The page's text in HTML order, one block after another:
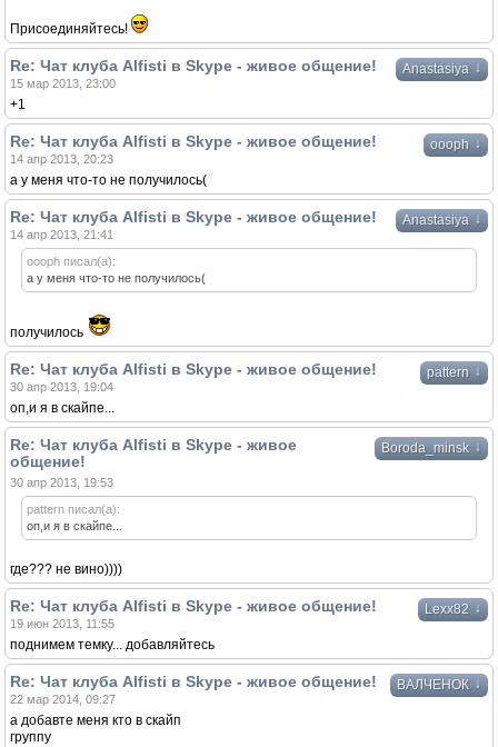
Присоединяйтесь!
Anastasiya ↓
Re: Чат клуба Alfisti в Skype - живое общение!
15 мар 2013, 23:00
+1
oooph ↓
Re: Чат клуба Alfisti в Skype - живое общение!
14 апр 2013, 20:23
а у меня что-то не получилось(
Anastasiya ↓
Re: Чат клуба Alfisti в Skype - живое общение!
14 апр 2013, 21:41
oooph писал(а):
а у меня что-то не получилось(
получилось
pattern ↓
Re: Чат клуба Alfisti в Skype - живое общение!
30 апр 2013, 19:04
оп,и я в скайпе...
Boroda_minsk ↓
Re: Чат клуба Alfisti в Skype - живое
общение!
30 апр 2013, 19:53
pattern писал(а):
оп,и я в скайпе...
где??? не вино))))
Lexx82 ↓
Re: Чат клуба Alfisti в Skype - живое общение!
19 июн 2013, 11:55
поднимем темку... добавляйтесь
ВАЛЧЕНОК ↓
Re: Чат клуба Alfisti в Skype - живое общение!
22 мар 2014, 09:27
а добавте меня кто в скайп
группу